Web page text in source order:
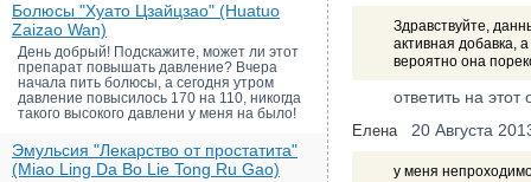
Болюсы "Хуато Цзайцзао" (Huatuo
Zaizao Wan)
День добрый! Подскажите, может ли этот
препарат повышать давление? Вчера
начала пить болюсы, а сегодня утром
давление повысилось 170 на 110, никогда
такого высокого давлени у меня на было!
Эмульсия "Лекарство от простатита"
(Miao Ling Da Bo Lie Tong Ru Gao)
Здравствуйте,
активная добавка,
вероятно она
ответить на этот
Елена 20 Августа
у меня